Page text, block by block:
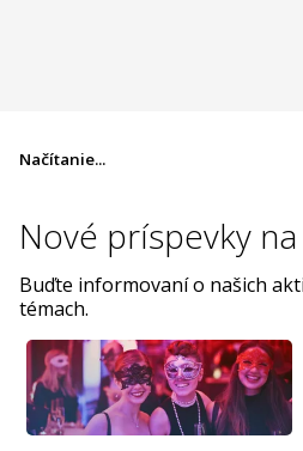
Načítanie...
Nové príspevky na
Buďte informovaní o našich
témach.